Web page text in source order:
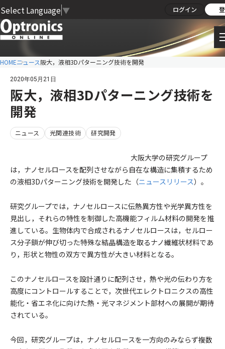
Select Language ▼ ログイン
HOMEニュース阪大，液相3Dパターニング技術を開発
2020年05月21日
阪大，液相3Dパターニング技術を
開発
ニュース 光関連技術 研究開発
大阪大学の研究グループ
は，ナノセルロースを配列させながら自在な構造に集積するため
の液相3Dパターニング技術を開発した（ニュースリリース）。
研究グループでは，ナノセルロースに伝熱異方性や光学異方性を
見出し，それらの特性を制御した高機能フィルム材料の開発を推
進している。生物体内で合成されるナノセルロースは，セルロー
ス分子鎖が伸び切った特殊な結晶構造を取るナノ繊維状材料であ
り，形状と物性の双方で異方性が大きい材料となる。
このナノセルロースを設計通りに配列させ，熱や光の伝わり方を
高度にコントロールすることで，次世代エレクトロニクスの高性
能化・省エネ化に向けた熱・光マネジメント部材への展開が期待
されている。
今回，研究グループは，ナノセルロースを一方向のみならず複数